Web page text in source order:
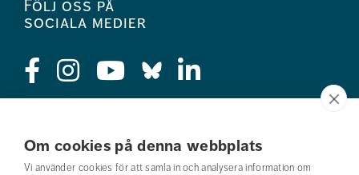
Om cookies på denna webbplats
Vi använder cookies för att samla in och analysera information om
Följ oss på
sociala medier
Jobba hos oss